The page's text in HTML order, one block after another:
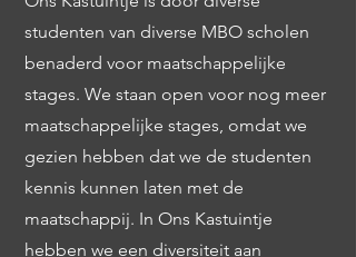
studenten van diverse MBO scholen
benaderd voor maatschappelijke
stages. We staan open voor nog meer
maatschappelijke stages, omdat we
gezien hebben dat we de studenten
kennis kunnen laten met de
maatschappij. In Ons Kastuintje
hebben we een diversiteit aan